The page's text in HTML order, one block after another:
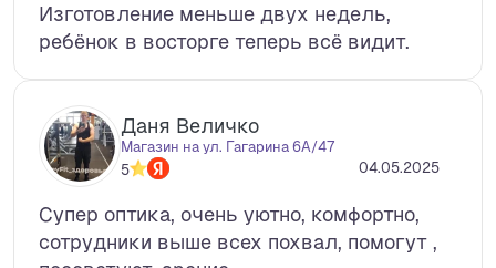
Изготовление меньше двух недель,
ребёнок в восторге теперь всё видит.
Даня Величко
Магазин на ул. Гагарина 6А/47
5
04.05.2025
Супер оптика, очень уютно, комфортно,
сотрудники выше всех похвал, помогут ,